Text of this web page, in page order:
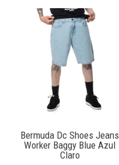
Bermuda Dc Shoes Jeans
Worker Baggy Blue Azul
Claro